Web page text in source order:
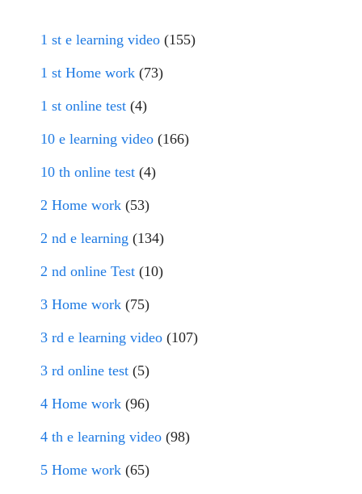
1 st e learning video (155)
1 st Home work (73)
1 st online test (4)
10 e learning video (166)
10 th online test (4)
2 Home work (53)
2 nd e learning (134)
2 nd online Test (10)
3 Home work (75)
3 rd e learning video (107)
3 rd online test (5)
4 Home work (96)
4 th e learning video (98)
5 Home work (65)